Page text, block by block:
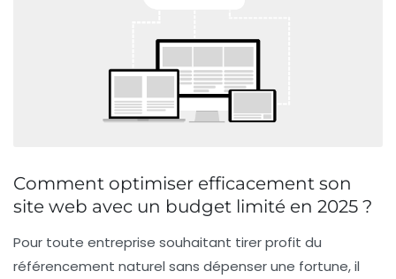
Comment optimiser efficacement son
site web avec un budget limité en 2025 ?
Pour toute entreprise souhaitant tirer profit du
référencement naturel sans dépenser une fortune, il